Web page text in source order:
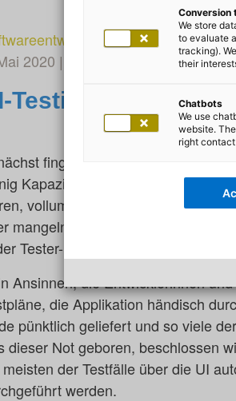
2020
von Thomas
Testing mit
fing alles damit an, dass sich
Kapazitäten, um alle geplanten
vollumfänglich durchzutesten.
mangelnde Unterstützung
Tester-Rolle, plus dem
Ansinnen, die Entwicklerinnen
die Applikation händisch
pünktlich geliefert und so viele
dieser Not geboren, beschlossen
der Testfälle über die UI
werden.
Conversion
We store
to evaluate
tracking).
their
Chatbots
We use
website.
right